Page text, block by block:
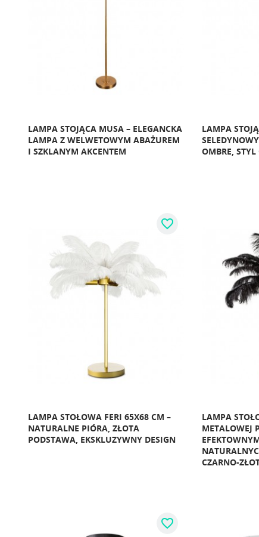
LAMPA STOJĄCA MUSA – ELEGANCKA
LAMPA Z WELWETOWYM ABAŻUREM
I SZKLANYM AKCENTEM
LAMPA
OMBRE,
LAMPA STOŁOWA FERI 65X68 CM –
NATURALNE PIÓRA, ZŁOTA
PODSTAWA, EKSKLUZYWNY DESIGN
favorite_border
LAMPA
METALOWEJ
CZARNO-
favorite_border